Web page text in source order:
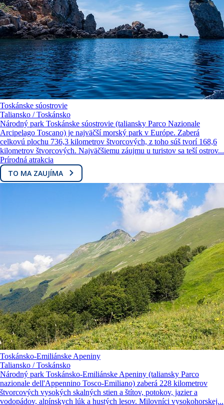
Toskánske súostrovie
Taliansko / Toskánsko
Národný park Toskánske súostrovie (taliansky Parco Nazionale
Arcipelago Toscano) je najväčší morský park v Európe. Zaberá
celkovú plochu 736,3 kilometrov štvorcových, z toho súš tvorí 168,6
kilometrov štvorcových. Najväčšiemu záujmu u turistov sa teší ostrov...
Prírodná atrakcia
TO MA ZAUJÍMA
Toskánsko-Emiliánske Apeniny
Taliansko / Toskánsko
Národný park Toskánsko-Emiliánske Apeniny (taliansky Parco
nazionale dell'Appennino Tosco-Emiliano) zaberá 228 kilometrov
štvorcových vysokých skalných stien a štítov, potokov, jazier a
vodopádov, alpínskych lúk a hustých lesov. Milovníci vysokohorskej...